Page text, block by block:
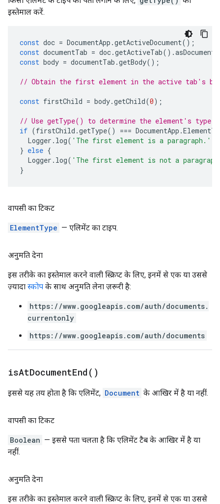
इस्तेमाल करें.
const doc = DocumentApp .getActiveDocument();
const documentTab = doc.getActiveTab().
const body = documentTab .getBody();
// Obtain the first element in the active tab's
const firstChild = body.getChild(0);
// Use getType() to determine the element's type.
if (firstChild .getType() === DocumentApp .
Logger . log( 'The first element is a paragraph.'
} else {
Logger . log( 'The first element is not a
}
वापसी का टिकट
ElementType — एलिमेंट का टाइप.
अनुमति देना
इस तरीके का इस्तेमाल करने वाली स्क्रिप्ट के लिए, इनमें से एक या उससे
ज़्यादा स्कोप के साथ अनुमति लेना ज़रूरी है:
https://www.googleapis.com/auth/documents.
currentonly
https://www.googleapis.com/auth/documents
isAtDocumentEnd( )
इससे यह तय होता है कि एलिमेंट, Document के आखिर में है या नहीं.
वापसी का टिकट
Boolean — इससे पता चलता है कि एलिमेंट टैब के आखिर में है या
नहीं.
अनुमति देना
इस तरीके का इस्तेमाल करने वाली स्क्रिप्ट के लिए, इनमें से एक या उससे